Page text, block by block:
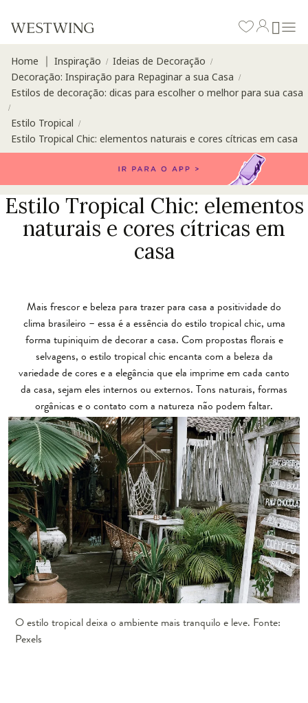
Home Inspiração / Ideias de Decoração /
Decoração: Inspiração para Repaginar a sua Casa /
Estilos de decoração: dicas para escolher o melhor para sua casa
/
Estilo Tropical /
Estilo Tropical Chic: elementos naturais e cores cítricas em casa
Estilo Tropical Chic: elementos
naturais e cores cítricas em
casa
Mais frescor e beleza para trazer para casa a positividade do
clima brasileiro – essa é a essência do estilo tropical chic, uma
forma tupiniquim de decorar a casa. Com propostas florais e
selvagens, o estilo tropical chic encanta com a beleza da
variedade de cores e a elegância que ela imprime em cada canto
da casa, sejam eles internos ou externos. Tons naturais, formas
orgânicas e o contato com a natureza não podem faltar.
O estilo tropical deixa o ambiente mais tranquilo e leve. Fonte:
Pexels